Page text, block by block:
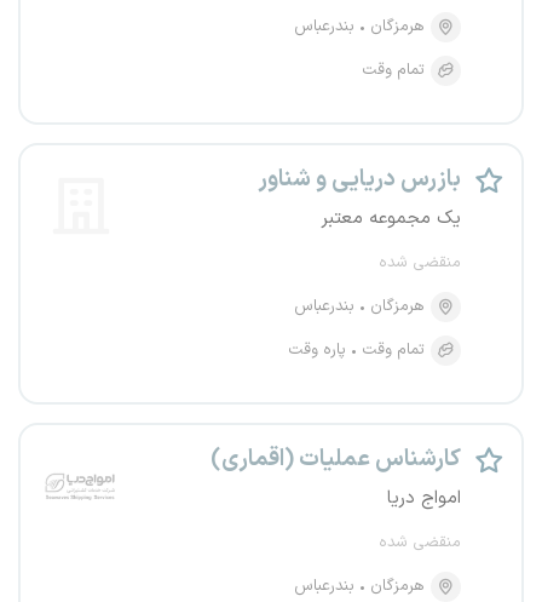
هرمزگان
بندرعباس
تمام وقت
بازرس دریایی و شناور
یک مجموعه معتبر
منقضی شده
هرمزگان
بندرعباس
تمام وقت
پاره وقت
کارشناس عملیات (اقماری)
امواج دریا
منقضی شده
هرمزگان
بندرعباس